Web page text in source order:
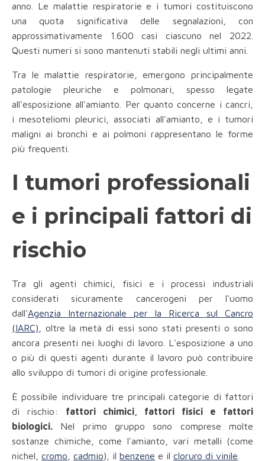
anno. Le malattie respiratorie e i tumori costituiscono
una quota significativa delle segnalazioni, con
approssimativamente 1.600 casi ciascuno nel 2022.
Questi numeri si sono mantenuti stabili negli ultimi anni.
Tra le malattie respiratorie, emergono principalmente
patologie pleuriche e polmonari, spesso legate
all'esposizione all'amianto. Per quanto concerne i cancri,
i mesoteliomi pleurici, associati all'amianto, e i tumori
maligni ai bronchi e ai polmoni rappresentano le forme
più frequenti.
I tumori professionali
e i principali fattori di
rischio
Tra gli agenti chimici, fisici e i processi industriali
considerati sicuramente cancerogeni per l'uomo
dall'Agenzia Internazionale per la Ricerca sul Cancro
(IARC) , oltre la metà di essi sono stati presenti o sono
ancora presenti nei luoghi di lavoro. L'esposizione a uno
o più di questi agenti durante il lavoro può contribuire
allo sviluppo di tumori di origine professionale.
È possibile individuare tre principali categorie di fattori
di rischio: fattori chimici, fattori fisici e fattori
biologici. Nel primo gruppo sono comprese molte
sostanze chimiche, come l'amianto, vari metalli (come
nichel, cromo cadmio), il benzene e il cloruro di vinile